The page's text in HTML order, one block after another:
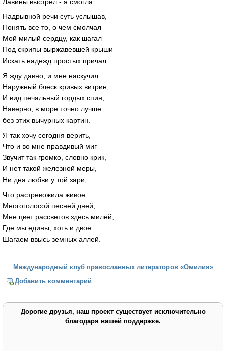
Надрывной речи суть услышав,
Понять все то, о чем смолчал
Мой милый сердцу, как шагал
Под скрипы выржавевшей крыши
Искать надежд простых причал.
Я жду давно, и мне наскучил
Наружный блеск кривых витрин,
И вид печальный гордых спин,
Наверно, в море точно лучше
без этих вычурных картин.
Я так хочу сегодня верить,
Что и во мне правдивый миг
Звучит так громко, словно крик,
И нет такой железной меры,
Ни дна любви у той зари,
Что растревожила живое
Многоголосой песней дней,
Мне цвет рассветов здесь милей,
Где мы едины, хоть и двое
Шагаем ввысь земных аллей.
Международный клуб православных литераторов «Омилия»
Добавить комментарий
Дорогие друзья, наш проект существует исключительно
благодаря вашей поддержке.